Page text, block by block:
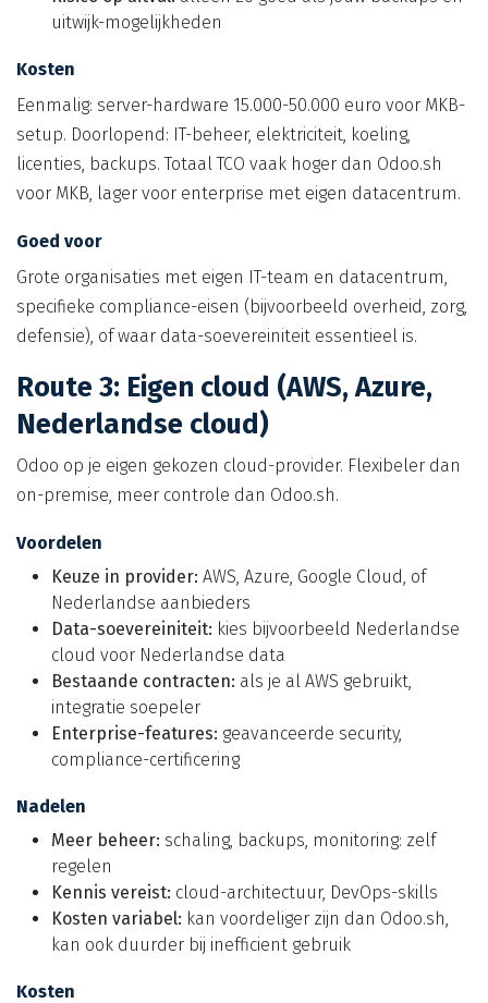
uitwijk-mogelijkheden
Kosten
Eenmalig: server-hardware 15.000-50.000 euro voor MKB-
setup. Doorlopend: IT-beheer, elektriciteit, koeling,
licenties, backups. Totaal TCO vaak hoger dan Odoo.sh
voor MKB, lager voor enterprise met eigen datacentrum.
Goed voor
Grote organisaties met eigen IT-team en datacentrum,
specifieke compliance-eisen (bijvoorbeeld overheid, zorg,
defensie), of waar data-soevereiniteit essentieel is.
Route 3: Eigen cloud (AWS, Azure,
Nederlandse cloud)
Odoo op je eigen gekozen cloud-provider. Flexibeler dan
on-premise, meer controle dan Odoo.sh.
Voordelen
Keuze in provider: AWS, Azure, Google Cloud, of
Nederlandse aanbieders
Data-soevereiniteit: kies bijvoorbeeld Nederlandse
cloud voor Nederlandse data
Bestaande contracten: als je al AWS gebruikt,
integratie soepeler
Enterprise-features: geavanceerde security,
compliance-certificering
Nadelen
Meer beheer: schaling, backups, monitoring: zelf
regelen
Kennis vereist: cloud-architectuur, DevOps-skills
Kosten variabel: kan voordeliger zijn dan Odoo.sh,
kan ook duurder bij inefficient gebruik
Kosten